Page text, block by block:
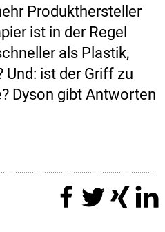
Produkthersteller
ist in der Regel
als Plastik,
ist der Griff zu
Dyson gibt Antworten